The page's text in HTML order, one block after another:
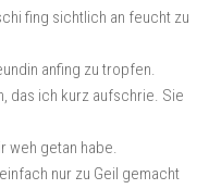
fing sichtlich an feucht zu
anfing zu tropfen.
das ich kurz aufschrie. Sie
weh getan habe.
nur zu Geil gemacht